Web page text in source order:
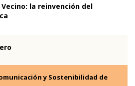
la reinvención del
y Sostenibilidad de